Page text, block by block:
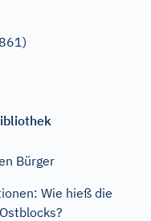
Bürger
Wie hieß die